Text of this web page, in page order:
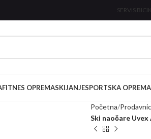
SERVIS
FITNES OPREMASKIJANJESPORTSKA OPREMA
Početna
Ski naočare